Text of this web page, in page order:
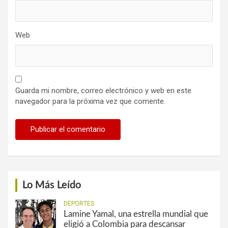
Web
Guarda mi nombre, correo electrónico y web en este
navegador para la próxima vez que comente.
Lo Más Leído
DEPORTES
Lamine Yamal, una estrella mundial que
eligió a Colombia para descansar